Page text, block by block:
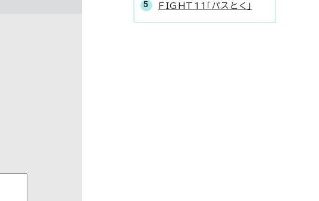
FIGHT11「パスとく」